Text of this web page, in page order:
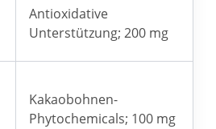
Antioxidative
Unterstützung; 200 mg
Kakaobohnen-
Phytochemicals; 100 mg